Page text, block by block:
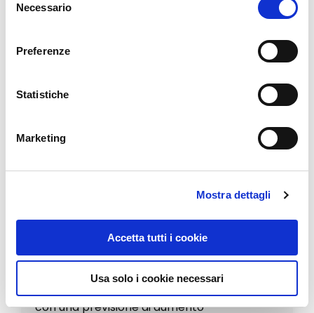
delNecessario
Preferenze
Statistiche
Marketing
Mostra dettagli
Accetta tutti i cookie
Usa solo i cookie necessari
vecchiaia più attiva, vivibile, piena di vitalità.
puoi muoverti ed essere indipendente.
programma di
allenamento
allenamento da seguire, ma in tanti casi o
informazioni difficili
come seguirli.
La scheda di allenamento in genere
con una previsione di aumento